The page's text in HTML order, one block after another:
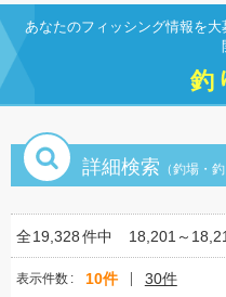
に
移
動
あなたのフィッシング情報を
釣
詳細検索 （釣場・
全19,328件中 18,201～
表示件数 10件 30件